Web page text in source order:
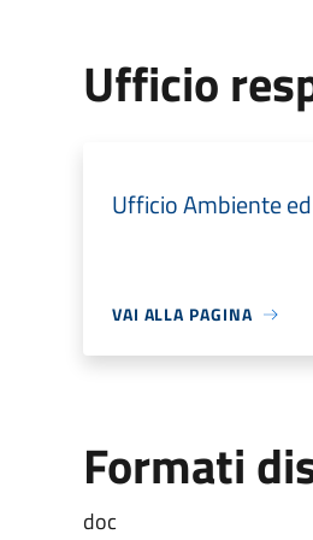
Ufficio
Ufficio Ambiente
VAI ALLA PAGINA
Formati
doc